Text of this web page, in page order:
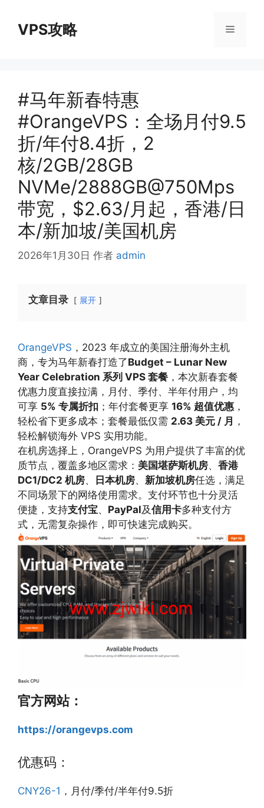
VPS攻略 菜
#马年新春特惠
#OrangeVPS：全场月付9.5
折/年付8.4折，2
核/2GB/28GB
NVMe/2888GB@750Mps
带宽，$2.63/月起，香港/日
本/新加坡/美国机房
2026年1月30日 作者 admin
文章目录 展开
OrangeVPS ，2023 年成立的美国注册海外主机
商，专为马年新春打造了Budget – Lunar New
Year Celebration 系列 VPS 套餐 ，本次新春套餐
优惠力度直接拉满，月付、季付、半年付用户，均
可享 5% 专属折扣 ；年付套餐更享 16% 超值优惠 ，
轻松省下更多成本；套餐最低仅需 2.63 美元 / 月 ，
轻松解锁海外 VPS 实用功能。
在机房选择上，OrangeVPS 为用户提供了丰富的优
质节点，覆盖多地区需求： 美国堪萨斯机房、 香港
DC1/DC2 机房、 日本机房、 新加坡机房任选，满足
不同场景下的网络使用需求。支付环节也十分灵活
便捷，支持支付宝、 PayPal及信用卡多种支付方
式，无需复杂操作，即可快速完成购买。
官方网站：
https://orangevps.com
优惠码：
CNY26-1 ，月付/季付/半年付9.5折